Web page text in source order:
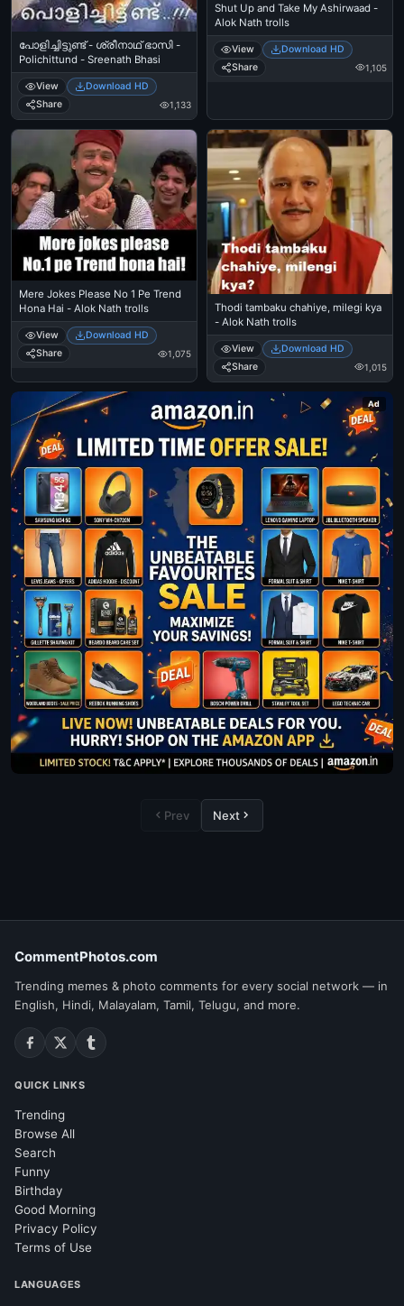
പോളിച്ചിട്ടുണ്ട് - ശ്രീനാഥ് ഭാസി -
Polichittund - Sreenath Bhasi
View
Download HD
Share
1,133
Shut Up and Take My Ashirwaad -
Alok Nath trolls
View
Download HD
Share
1,105
Mere Jokes Please No 1 Pe Trend
Hona Hai - Alok Nath trolls
View
Download HD
Share
1,075
Thodi tambaku chahiye, milegi kya
- Alok Nath trolls
View
Download HD
Share
1,015
Ad
Prev Next
CommentPhotos.com
Trending memes & photo comments for every social network — in
English, Hindi, Malayalam, Tamil, Telugu, and more.
QUICK LINKS
Trending
Browse All
Search
Funny
Birthday
Good Morning
Privacy Policy
Terms of Use
LANGUAGES